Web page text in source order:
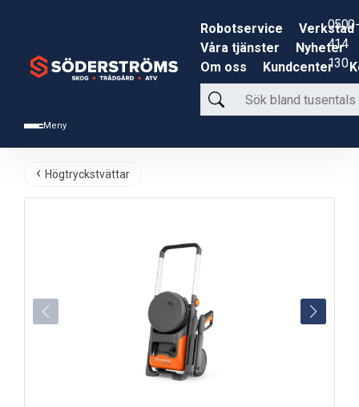
Meny
Robotservice
Verkstad
Våra tjänster
Nyheter
Om oss
Kundcenter
Sök
bland
produkter
0500-
414
130
Högtryckstvättar